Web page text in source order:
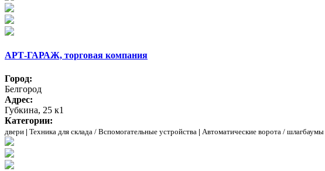
АРТ-ГАРАЖ, торговая компания
Город:
Белгород
Адрес:
Губкина, 25 к1
Категории:
двери | Техника для склада / Вспомогательные устройства | Автоматические ворота / шлагбаумы